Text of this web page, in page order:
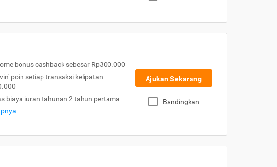
bonus cashback sebesar Rp300.000
poin setiap transaksi kelipatan
biaya iuran tahunan 2 tahun pertama
Ajukan Sekarang
Bandingkan